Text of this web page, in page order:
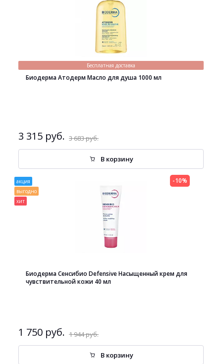
Бесплатная доставка
Биодерма Атодерм Масло для душа 1000 мл
3 315 руб. 3 683 руб.
В корзину
акция
выгодно
хит
Биодерма Сенсибио Defensive Насыщенный крем для
чувствительной кожи 40 мл
1 750 руб. 1 944 руб.
-10%
В корзину